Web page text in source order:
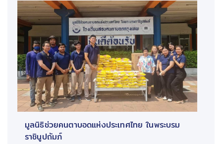
มูลนิธิช่วยคนตาบอดแห่งประเทศไทย ในพระบรม
ราชินูปถัมภ์